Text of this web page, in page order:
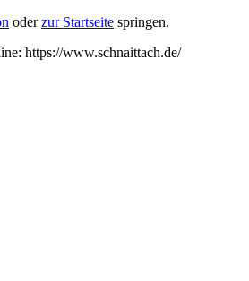
oderzur Startseite springen.
https://www.schnaittach.de/